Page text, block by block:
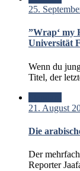
25.
”Wrap‘ my
Universität
Wenn du
Titel, der
21. August
Die
Der
Reporter